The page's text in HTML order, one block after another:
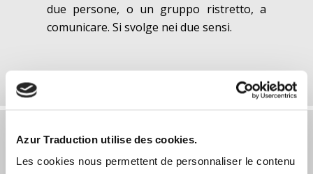
Azur Traduction utilise des cookies.
Les cookies nous permettent de personnaliser le contenu
due persone, o un gruppo ristretto, a
comunicare. Si svolge nei due sensi.